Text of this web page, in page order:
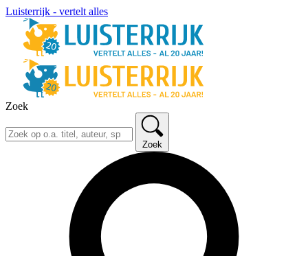
Luisterrijk - vertelt alles
Zoek
Zoek